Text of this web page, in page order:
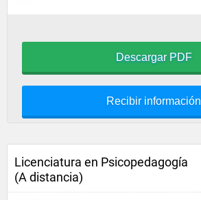
Descargar PDF
Recibir información
Licenciatura en Psicopedagogía
(A distancia)